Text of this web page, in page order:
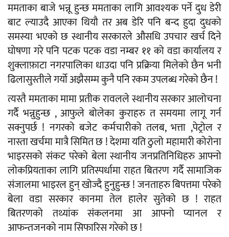
ममताका बाजे भन्नू हुन्छ ममताका लागि आवश्यक पर्ने दुध डेरी
बाट ल्याउदै आएका थियौ तर अब डेरि पनि बन्द हुदा दुधको
समस्या भएको छ स्थानीय सरकारले औसधि उपचार खर्च दिने
घोषणा गरे पनि पटक पटक वडा नम्बर ११ को वडा कार्यालय र
शुक्लाफ़ाटा नगरपालिका धाउदा पनि प्रक्रिया मिलेको छैन भनी
ढिलासुस्तीले गर्यो अझैसम्म कुनै पनि रकम उपलब्ध गरेको छैन !
त्यस्तै ममताका मामा प्रतीक रावलले स्थानीय सरकार आलोचना
गर्दै भन्नुहुन्छ , आफुले बोलेका कुराहरु त समयमा लागू गर्न
सक्नुपर्छ ! नगरको बजेट कर्मचारीको तलब, भत्ता ,पेट्रोल र
नास्ता खर्चमा मात्रै सिमित छ ! देशमा यति ठुलो महामारी कोरोना
भाइरसको संकट परेको बेला स्थानीय जनप्रतिनिधिहरु आफ्नो
लोकप्रियताका लागि प्रतिस्पर्धामा राहत बितरण गर्दै सामाजिक
संजालमा भाइरल हुन् खोज्दै हुनुहुन्छ ! जनताहरु बिपत्तमा परेको
बेला वडा सरकार कानमा तेल हालेर सुतेको छ ! राहत
बितरणको तथ्यांक संकलनमा आ आफ्नो प्यानल र
आफन्तजनको नाम सिफारिस गरेको छ !